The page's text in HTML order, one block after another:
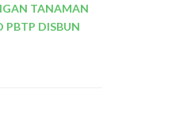
TANAMAN
PBTP DISBUN